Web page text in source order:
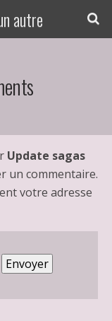
autre
Update sagas
un commentaire.
votre adresse